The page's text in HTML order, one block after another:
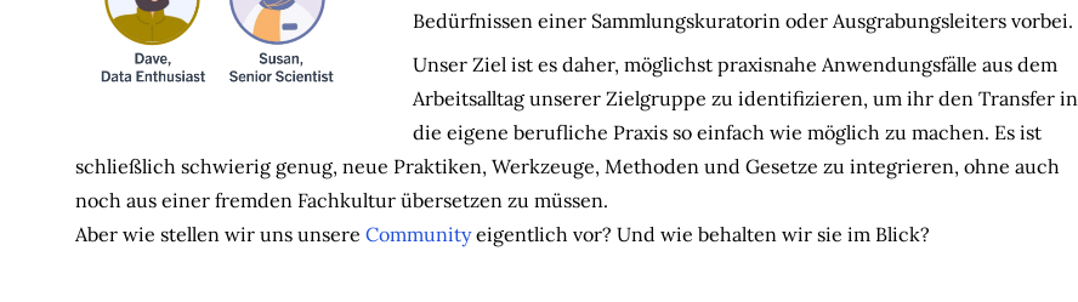
Bedürfnissen einer Sammlungskuratorin oder Ausgrabungsleiters vorbei.
Unser Ziel ist es daher, möglichst praxisnahe Anwendungsfälle aus dem
Arbeitsalltag unserer Zielgruppe zu identifizieren, um ihr den Transfer in
die eigene berufliche Praxis so einfach wie möglich zu machen. Es ist
schließlich schwierig genug, neue Praktiken, Werkzeuge, Methoden und Gesetze zu integrieren, ohne auch
noch aus einer fremden Fachkultur übersetzen zu müssen.
Aber wie stellen wir uns unsere Communityeigentlich vor? Und wie behalten wir sie im Blick?